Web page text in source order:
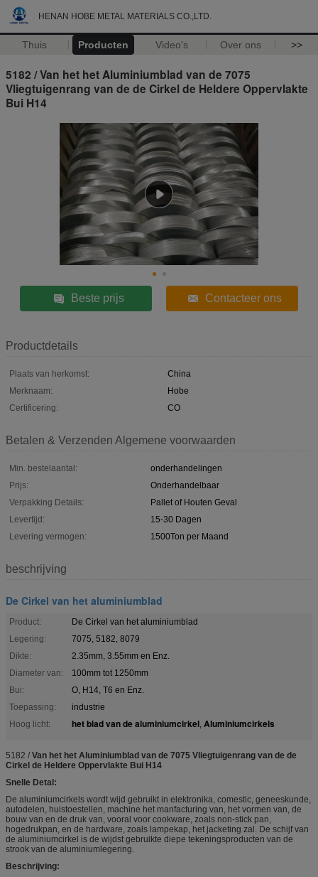
HENAN HOBE METAL MATERIALS CO.,LTD.
Thuis Producten Video's Over ons >>
5182 / Van het het Aluminiumblad van de 7075
Vliegtuigenrang van de de Cirkel de Heldere Oppervlakte
Bui H14
Beste prijs Contacteer ons
Productdetails
Plaats van herkomst:
China
Merknaam:
Hobe
Certificering:
CO
Betalen & Verzenden Algemene voorwaarden
Min. bestelaantal:
onderhandelingen
Prijs:
Onderhandelbaar
Verpakking Details:
Pallet of Houten Geval
Levertijd:
15-30 Dagen
Levering vermogen:
1500Ton per Maand
beschrijving
De Cirkel van het aluminiumblad
Product:
De Cirkel van het aluminiumblad
Legering:
7075, 5182, 8079
Dikte:
2.35mm, 3.55mm en Enz.
Diameter van:
100mm tot 1250mm
Bui:
O, H14, T6 en Enz.
Toepassing:
industrie
Hoog licht:
het blad van de aluminiumcirkel, Aluminiumcirkels
5182 / Van het het Aluminiumblad van de 7075 Vliegtuigenrang van de de
Cirkel de Heldere Oppervlakte Bui H14
Snelle Detal:
De aluminiumcirkels wordt wijd gebruikt in elektronika, comestic, geneeskunde,
autodelen, huistoestellen, machine het manfacturing van, het vormen van, de
bouw van en de druk van, vooral voor cookware, zoals non-stick pan,
hogedrukpan, en de hardware, zoals lampekap, het jacketing zal. De schijf van
de aluminiumcirkel is de wijdst gebruikte diepe tekeningsproducten van de
strook van de aluminiumlegering.
Beschrijving: